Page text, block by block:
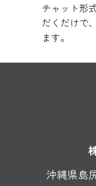
チャット形
だくだけで
ます。
沖縄県島